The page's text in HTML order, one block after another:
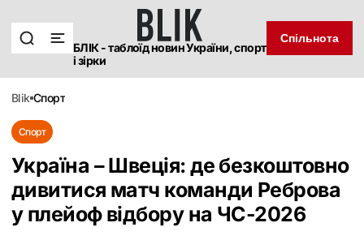
БЛІК - таблоїд новин України, спорт
і зірки
Спільнота
blik спорт
Спорт
Україна – Швеція: де безкоштовно
дивитися матч команди Реброва
у плейоф відбору на ЧС-2026